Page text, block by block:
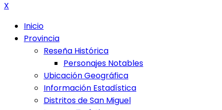
X
Inicio
Provincia
Reseña Histórica
Personajes Notables
Ubicación Geográfica
Información Estadística
Distritos de San Miguel